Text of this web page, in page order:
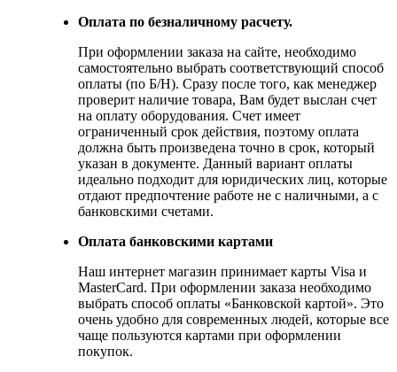
Оплата по безналичному расчету.
При оформлении заказа на сайте, необходимо
самостоятельно выбрать соответствующий способ
оплаты (по Б/Н). Сразу после того, как менеджер
проверит наличие товара, Вам будет выслан счет
на оплату оборудования. Счет имеет
ограниченный срок действия, поэтому оплата
должна быть произведена точно в срок, который
указан в документе. Данный вариант оплаты
идеально подходит для юридических лиц, которые
отдают предпочтение работе не с наличными, а с
банковскими счетами.
Оплата банковскими картами
Наш интернет магазин принимает карты Visa и
MasterCard. При оформлении заказа необходимо
выбрать способ оплаты «Банковской картой». Это
очень удобно для современных людей, которые все
чаще пользуются картами при оформлении
покупок.